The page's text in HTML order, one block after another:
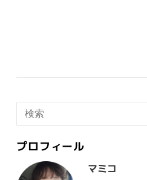
プロフィール
マミコ